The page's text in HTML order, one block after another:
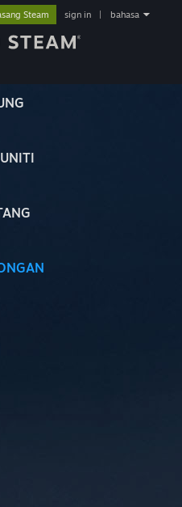
Steam sign in bahasa